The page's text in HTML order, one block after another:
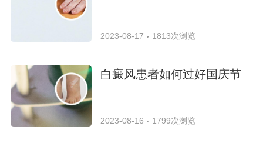
2023-08-17 1813次浏览
白癜风患者如何过好国庆节
2023-08-16 1799次浏览